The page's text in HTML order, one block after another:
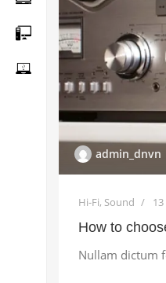
admin_dnvn
Hi-Fi, Sound
How to
Nullam dictum